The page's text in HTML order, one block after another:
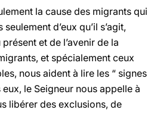
la cause des migrants qui
d’eux qu’il s’agit,
et de l’avenir de la
et spécialement ceux
nous aident à lire les “ signes
le Seigneur nous appelle à
libérer des exclusions, de